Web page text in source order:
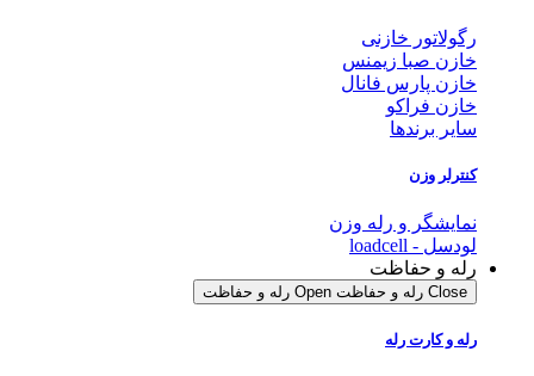
رگولاتور خازنی
خازن صبا زیمنس
خازن پارس فانال
خازن فراکو
سایر برندها
کنترلر وزن
نمایشگر و رله وزن
لودسل - loadcell
رله و حفاظت
Close رله و حفاظت Open رله و حفاظت
رله و کارت رله